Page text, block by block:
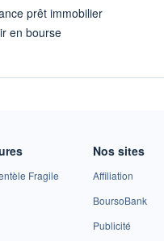
prêt immobilier
en bourse
Fragile
Nos sites
Affiliation
BoursoBank
Publicité